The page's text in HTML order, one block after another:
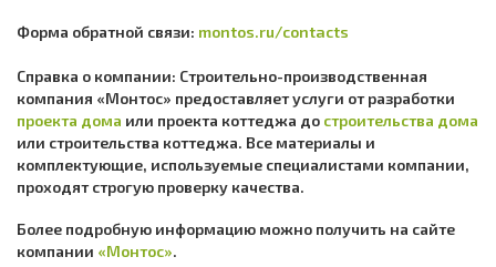
Форма обратной связи: montos.ru/contacts
Справка о компании: Строительно-производственная
компания «Монтос» предоставляет услуги от разработки
проекта дома или проекта коттеджа до строительства дома
или строительства коттеджа. Все материалы и
комплектующие, используемые специалистами компании,
проходят строгую проверку качества.
Более подробную информацию можно получить на сайте
компании «Монтос».